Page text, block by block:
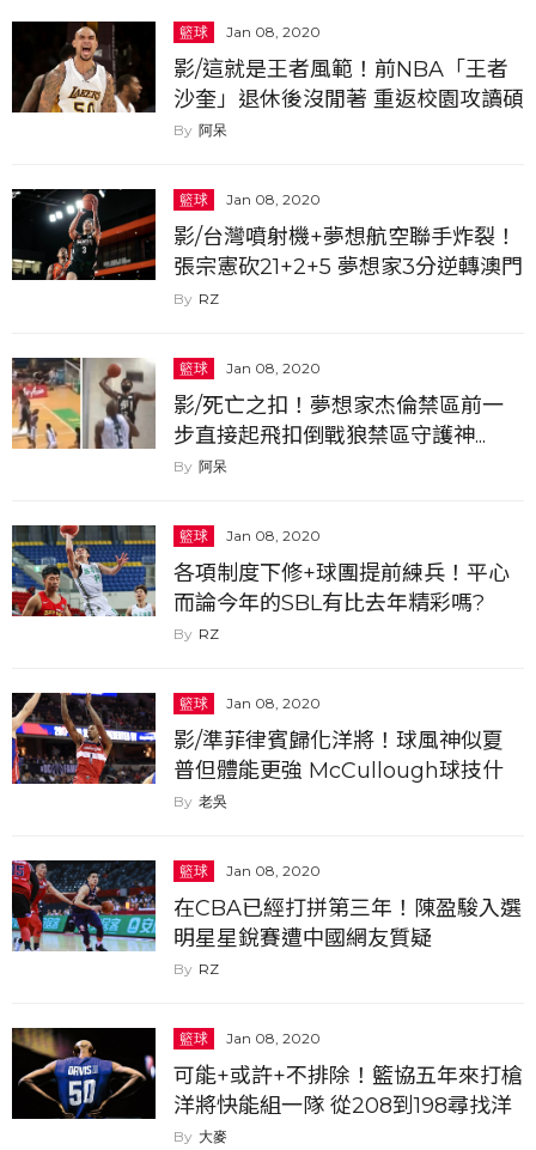
籃球 Jan 08, 2020
影/這就是王者風範！前NBA「王者
沙奎」退休後沒閒著 重返校園攻讀碩
士學位當學霸
阿呆
籃球 Jan 08, 2020
影/台灣噴射機+夢想航空聯手炸裂！
張宗憲砍21+2+5 夢想家3分逆轉澳門
戰狼
RZ
籃球 Jan 08, 2020
影/死亡之扣！夢想家杰倫禁區前一
步直接起飛扣倒戰狼禁區守護神...
阿呆
籃球 Jan 08, 2020
各項制度下修+球團提前練兵！平心
而論今年的SBL有比去年精彩嗎?
RZ
籃球 Jan 08, 2020
影/準菲律賓歸化洋將！球風神似夏
普但體能更強 McCullough球技什
麼水平
老吳
籃球 Jan 08, 2020
在CBA已經打拼第三年！陳盈駿入選
明星星銳賽遭中國網友質疑
RZ
籃球 Jan 08, 2020
可能+或許+不排除！籃協五年來打槍
洋將快能組一隊 從208到198尋找洋
將之路越走越窄...
大麥